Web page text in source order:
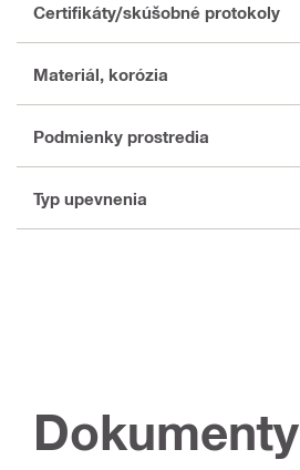
Certifikáty/skúšobné protokoly
Materiál, korózia
Podmienky prostredia
Typ upevnenia
Dokumenty